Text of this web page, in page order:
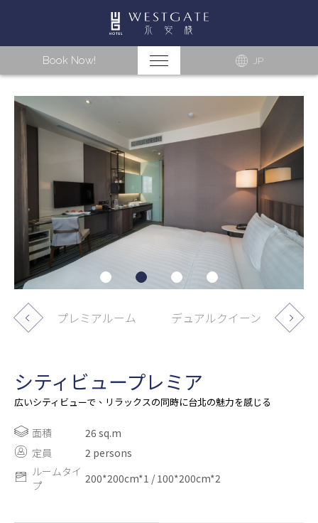
プレミアルーム デュアルクイーン
シティビュープレミア
広いシティビューで、リラックスの同時に台北の魅力を感じる
面積
26 sq.m
定員
2 persons
ルームタイ
プ
200*200cm*1 / 100*200cm*2
Book Now! JP